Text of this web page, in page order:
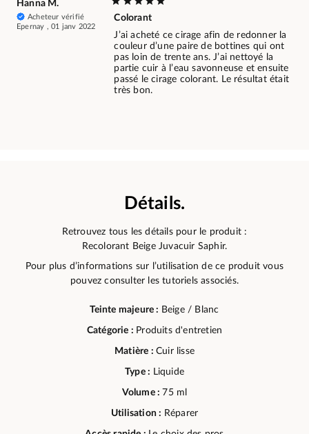
Hanna M.
Acheteur vérifié
Epernay , 01 janv 2022
Colorant
J’ai acheté ce cirage afin de redonner la
couleur d’une paire de bottines qui ont
pas loin de trente ans. J’ai nettoyé la
partie cuir à l’eau savonneuse et ensuite
passé le cirage colorant. Le résultat était
très bon.
Détails.
Retrouvez tous les détails pour le produit :
Recolorant Beige Juvacuir Saphir.
Pour plus d’informations sur l’utilisation de ce produit vous
pouvez consulter les tutoriels associés.
Teinte majeure : Beige / Blanc
Catégorie : Produits d'entretien
Matière : Cuir lisse
Type : Liquide
Volume : 75 ml
Utilisation : Réparer